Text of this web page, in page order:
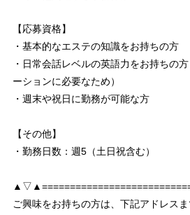
【応募資格】
・基本的なエステの知識をお持ちの方
・日常会話レベルの英語力をお持ちの
ーションに必要なため）
・週末や祝日に勤務が可能な方
【その他】
・勤務日数：週5（土日祝含む）
ご興味をお持ちの方は、下記アドレス